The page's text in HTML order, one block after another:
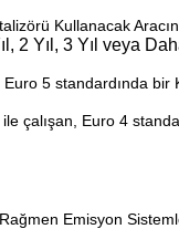
Kullanacak Aracın
2 Yıl, 3 Yıl veya
5 standardında bir
çalışan, Euro 4
Emisyon